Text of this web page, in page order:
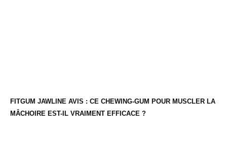
FITGUM JAWLINE AVIS : CE CHEWING-GUM POUR MUSCLER LA
MÂCHOIRE EST-IL VRAIMENT EFFICACE ?